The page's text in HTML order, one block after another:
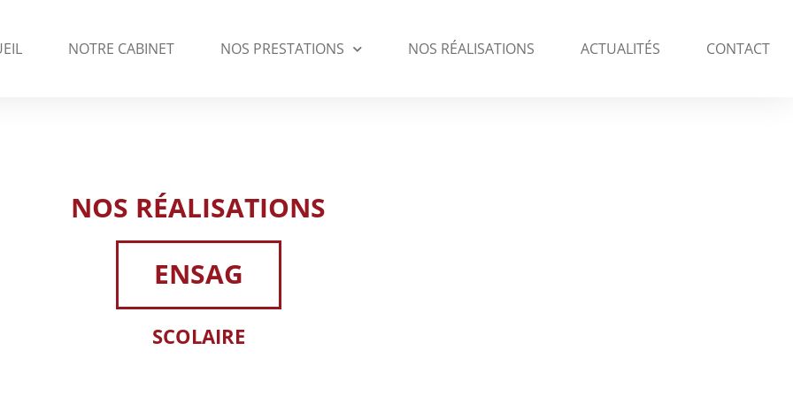
NOTRE CABINET NOS PRESTATIONS NOS RÉALISATIONS ACTUALITÉS CONTACT
NOS RÉALISATIONS
ENSAG
SCOLAIRE